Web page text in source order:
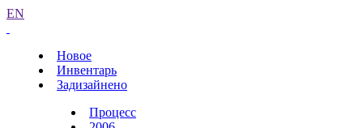
EN
Новое
Инвентарь
Задизайнено
Процесс